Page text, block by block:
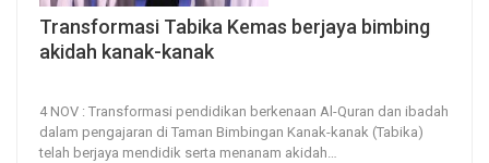
Transformasi Tabika Kemas berjaya bimbing
akidah kanak-kanak
4 NOV : Transformasi pendidikan berkenaan Al-Quran dan ibadah
dalam pengajaran di Taman Bimbingan Kanak-kanak (Tabika)
telah berjaya mendidik serta menanam akidah